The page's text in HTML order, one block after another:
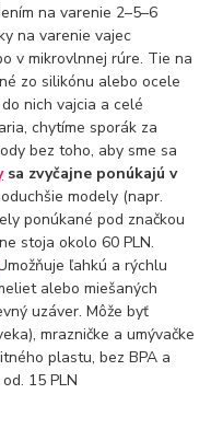
na varenie 2–5–6
na varenie vajec
v mikrovlnnej rúre. Tie na
zo silikónu alebo ocele
nich vajcia a celé
chytíme sporák za
bez toho, aby sme sa
sa zvyčajne ponúkajú v
modely (napr.
ponúkané pod značkou
stoja okolo 60 PLN.
ľahkú a rýchlu
alebo miešaných
uzáver. Môže byť
mrazničke a umývačke
plastu, bez BPA a
15 PLN